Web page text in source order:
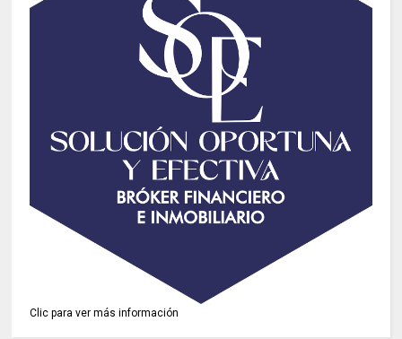
Clic para ver más información